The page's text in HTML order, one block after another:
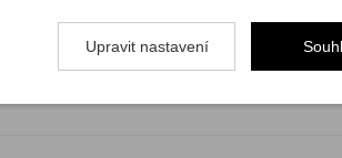
zvířátka, ale skautská lilie bude mezi dětmi
na nábory nebo dárek.
Upravit nastavení